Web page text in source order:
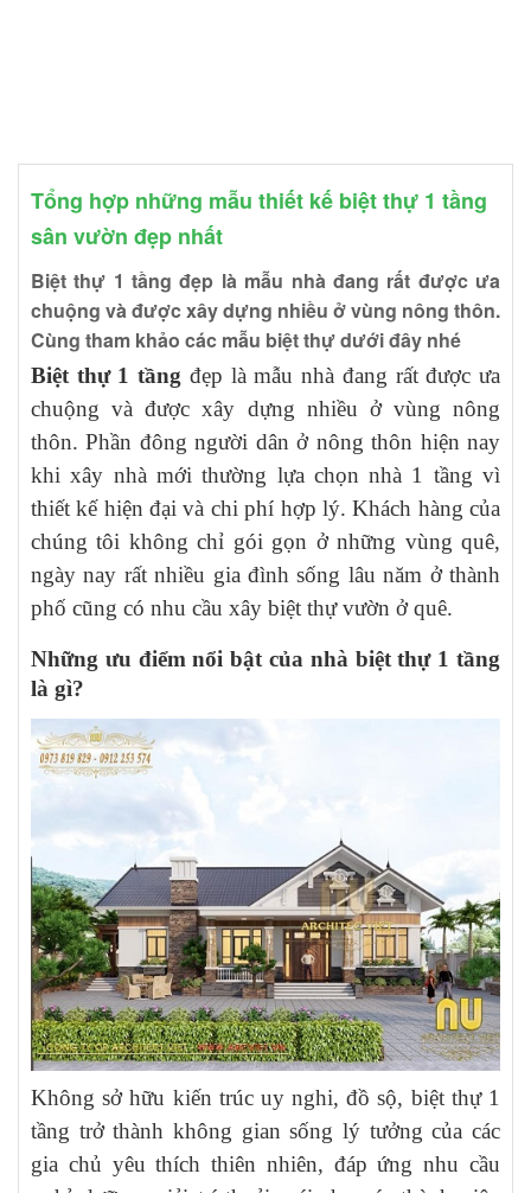
Tổng hợp những mẫu thiết kế biệt thự 1 tầng
sân vườn đẹp nhất
Biệt thự 1 tầng đẹp là mẫu nhà đang rất được ưa
chuộng và được xây dựng nhiều ở vùng nông thôn.
Cùng tham khảo các mẫu biệt thự dưới đây nhé
Biệt thự 1 tầng đẹp là mẫu nhà đang rất được ưa
chuộng và được xây dựng nhiều ở vùng nông
thôn. Phần đông người dân ở nông thôn hiện nay
khi xây nhà mới thường lựa chọn nhà 1 tầng vì
thiết kế hiện đại và chi phí hợp lý. Khách hàng của
chúng tôi không chỉ gói gọn ở những vùng quê,
ngày nay rất nhiều gia đình sống lâu năm ở thành
phố cũng có nhu cầu xây biệt thự vườn ở quê.
Những ưu điểm nổi bật của nhà biệt thự 1 tầng
là gì?
Không sở hữu kiến trúc uy nghi, đồ sộ, biệt thự 1
tầng trở thành không gian sống lý tưởng của các
gia chủ yêu thích thiên nhiên, đáp ứng nhu cầu